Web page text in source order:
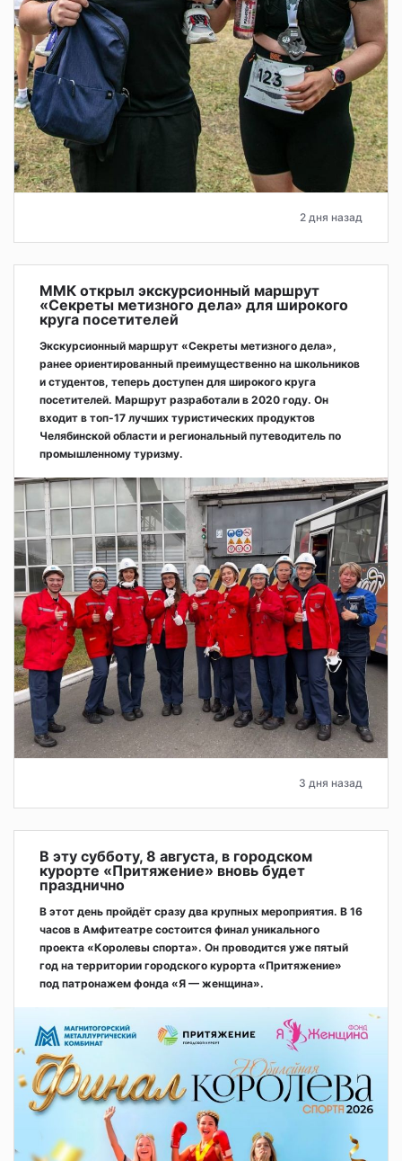
2 дня назад
ММК открыл экскурсионный маршрут
«Секреты метизного дела» для широкого
круга посетителей
Экскурсионный маршрут «Секреты метизного дела»,
ранее ориентированный преимущественно на школьников
и студентов, теперь доступен для широкого круга
посетителей. Маршрут разработали в 2020 году. Он
входит в топ-17 лучших туристических продуктов
Челябинской области и региональный путеводитель по
промышленному туризму.
3 дня назад
В эту субботу, 8 августа, в городском
курорте «Притяжение» вновь будет
празднично
В этот день пройдёт сразу два крупных мероприятия. В 16
часов в Амфитеатре состоится финал уникального
проекта «Королевы спорта». Он проводится уже пятый
год на территории городского курорта «Притяжение»
под патронажем фонда «Я — женщина».